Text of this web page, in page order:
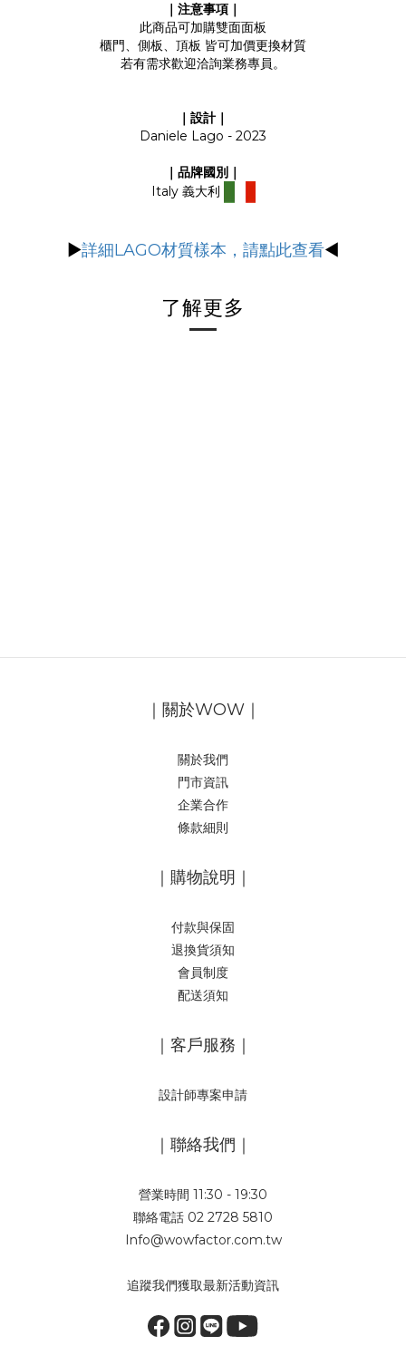
｜注意事項｜
此商品可加購雙面面板
櫃門、側板、頂板 皆可加價更換材質
若有需求歡迎洽詢業務專員。
｜設計｜
Daniele Lago - 2023
｜品牌國別｜
Italy 義大利
▶詳細LAGO材質樣本，請點此查看◀
了解更多
｜關於WOW｜
關於我們
門市資訊
企業合作
條款細則
｜購物說明｜
付款與保固
退換貨須知
會員制度
配送須知
｜客戶服務｜
設計師專案申請
｜聯絡我們｜
營業時間 11:30 - 19:30
聯絡電話 02 2728 5810
Info@wowfactor.com.tw
追蹤我們獲取最新活動資訊